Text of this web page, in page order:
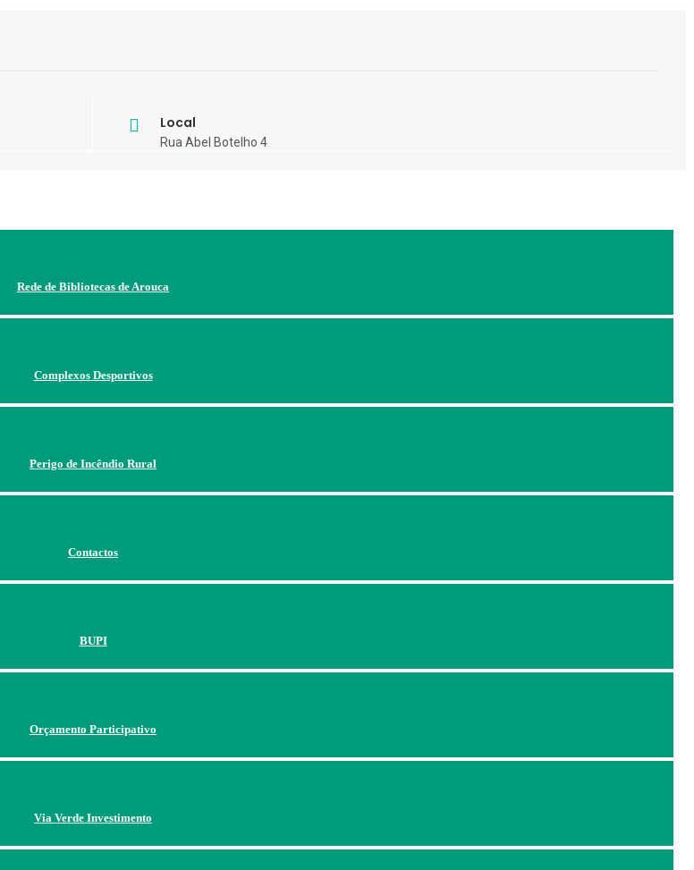
Local
Rua Abel Botelho 4
Rede de Bibliotecas de Arouca
Complexos Desportivos
Perigo de Incêndio Rural
Contactos
BUPI
Orçamento Participativo
Via Verde Investimento